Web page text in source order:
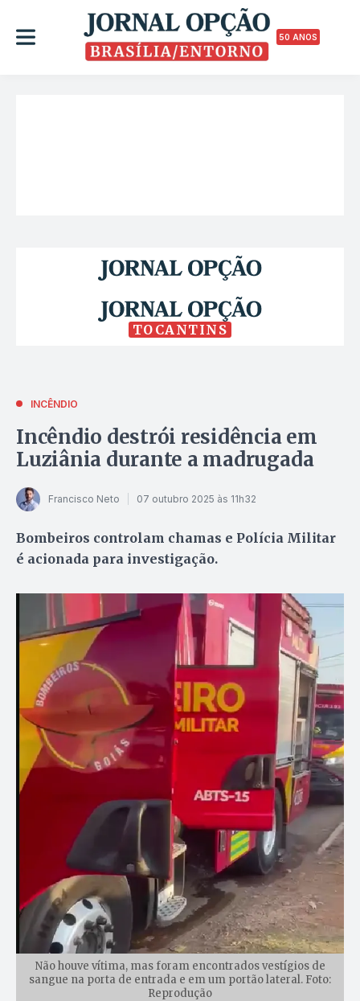
50 ANOS
TOCANTINS
INCÊNDIO
Incêndio destrói residência em
Luziânia durante a madrugada
Francisco Neto 07 outubro 2025 às 11h32
Bombeiros controlam chamas e Polícia Militar
é acionada para investigação.
Não houve vítima, mas foram encontrados vestígios de
sangue na porta de entrada e em um portão lateral. Foto:
Reprodução